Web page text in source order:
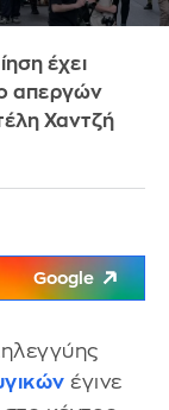
έχει
απεργών
Χαντζή
Google
έγινε